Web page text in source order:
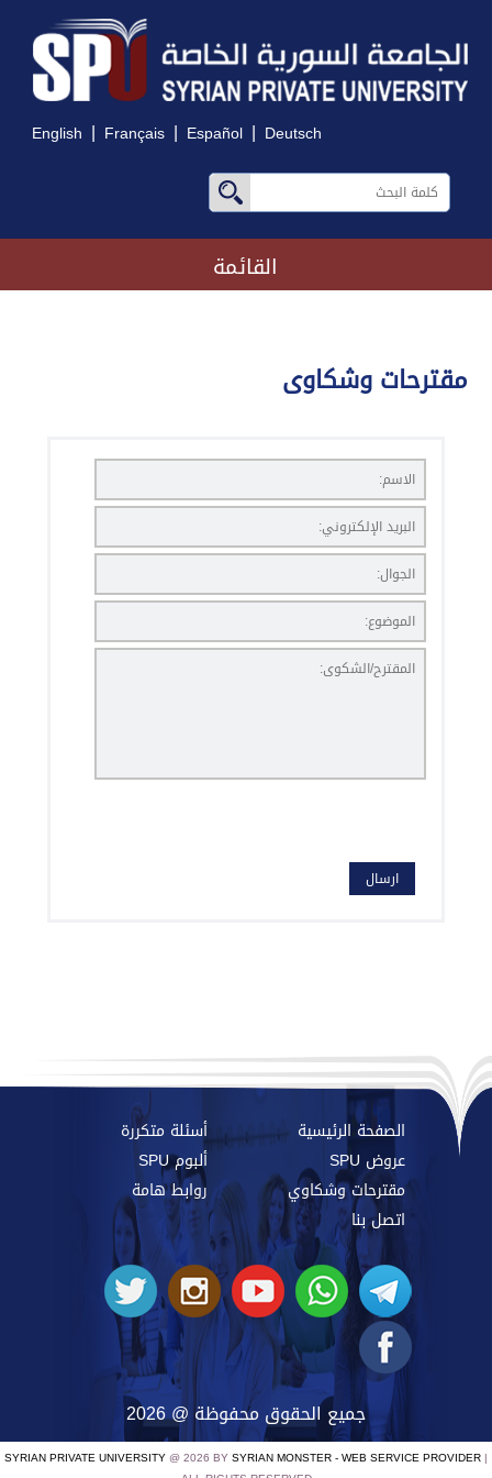
English | Français | Español | Deutsch
القائمة
مقترحات وشكاوى
الصفحة الرئيسية
أسئلة متكررة
عروض SPU
ألبوم SPU
مقترحات وشكاوي
روابط هامة
اتصل بنا
جميع الحقوق محفوظة @ 2026
SYRIAN PRIVATE UNIVERSITY@ 2026 BYSYRIAN MONSTER - WEB SERVICE PROVIDER |